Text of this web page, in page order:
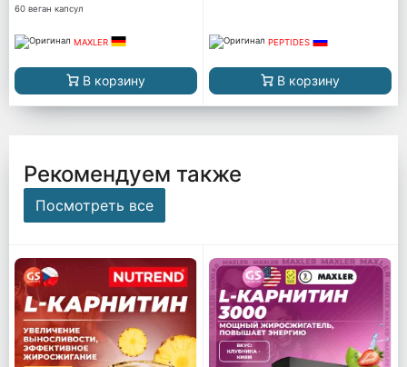
60 веган капсул
MAXLER
В корзину
PEPTIDES
В корзину
Рекомендуем также
Посмотреть все